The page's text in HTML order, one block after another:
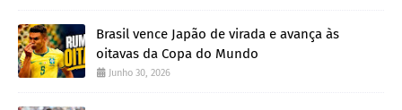
Brasil vence Japão de virada e avança às
oitavas da Copa do Mundo
Junho 30, 2026